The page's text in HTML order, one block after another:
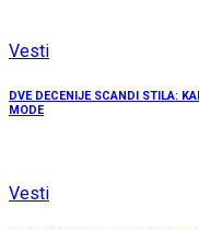
Vesti
DVE DECENIJE SCANDI STILA:
MODE
Vesti